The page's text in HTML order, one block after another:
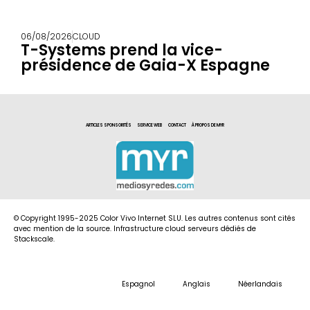
06/08/2026CLOUD
T-Systems prend la vice-
présidence de Gaia-X Espagne
ARTICLES SPONSORITÉS SERVICE WEB CONTACT À PROPOS DE MYR
© Copyright 1995-2025 Color Vivo Internet SLU. Les autres contenus sont cités
avec mention de la source. Infrastructure cloud serveurs dédiés de
Stackscale.
Espagnol Anglais Néerlandais